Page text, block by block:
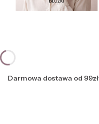
Darmowa dostawa od 99zł